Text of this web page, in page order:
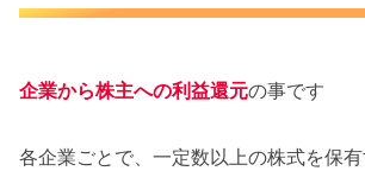
企業から株主への利益還元の事です
各企業ごとで、一定数以上の株式を保